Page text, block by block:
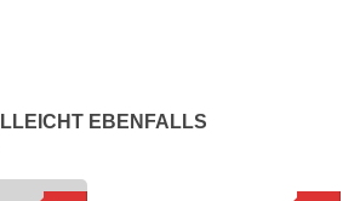
EBENFALLS